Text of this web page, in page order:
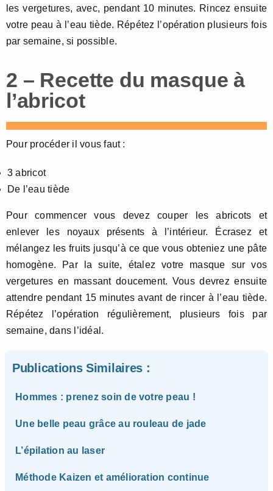
les vergetures, avec, pendant 10 minutes. Rincez ensuite
votre peau à l’eau tiède. Répétez l’opération plusieurs fois
par semaine, si possible.
2 – Recette du masque à
l’abricot
Pour procéder il vous faut :
3 abricot
De l’eau tiède
Pour commencer vous devez couper les abricots et
enlever les noyaux présents à l’intérieur. Écrasez et
mélangez les fruits jusqu’à ce que vous obteniez une pâte
homogène. Par la suite, étalez votre masque sur vos
vergetures en massant doucement. Vous devrez ensuite
attendre pendant 15 minutes avant de rincer à l’eau tiède.
Répétez l’opération régulièrement, plusieurs fois par
semaine, dans l’idéal.
Publications Similaires :
Hommes : prenez soin de votre peau !
Une belle peau grâce au rouleau de jade
L’épilation au laser
Méthode Kaizen et amélioration continue